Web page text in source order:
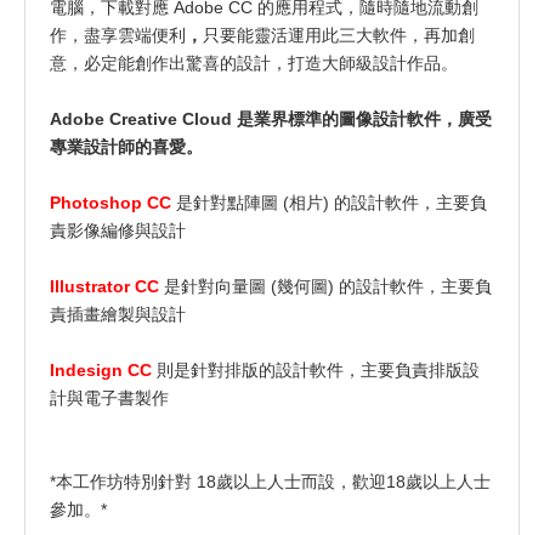
電腦，下載對應 Adobe CC 的應用程式，隨時隨地流動創
作，盡享雲端便利
， 只要能靈活運用此三大軟件，再加創
意，必定能創作出驚喜的設計，打造大師級設計作品。
Adobe Creative Cloud 是業界標準的圖像設計軟件，廣受
專業設計師的喜愛。
Photoshop CC 是針對點陣圖 (相片) 的設計軟件，主要負
責影像編修與設計
Illustrator CC 是針對向量圖 (幾何圖) 的設計軟件，主要負
責插畫繪製與設計
Indesign CC 則是針對排版的設計軟件，主要負責排版設
計與電子書製作
*本工作坊特別針對 18歲以上人士而設，歡迎18歲以上人士
參加。*